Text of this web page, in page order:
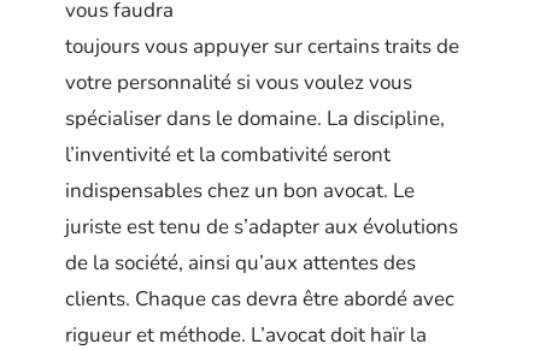
vous faudra
toujours vous appuyer sur certains traits de
votre personnalité si vous voulez vous
spécialiser dans le domaine. La discipline,
l’inventivité et la combativité seront
indispensables chez un bon avocat. Le
juriste est tenu de s’adapter aux évolutions
de la société, ainsi qu’aux attentes des
clients. Chaque cas devra être abordé avec
rigueur et méthode. L’avocat doit haïr la